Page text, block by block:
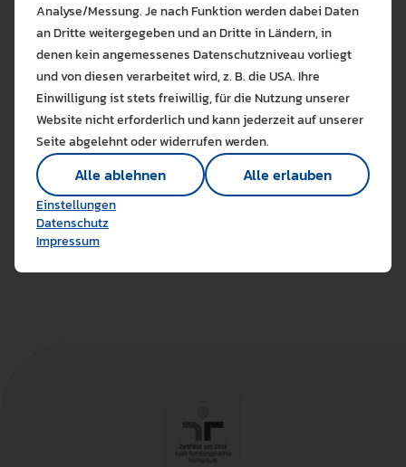
Bibliografische Angaben
Gras, J., Schieferdecker, R. (2025). Einführung in
Qualitative Sozialforschung. Grundlagen für
Studierende pädagogischer Studiengänge. Bad
Heilbrunn, Klinkhardt.
ISBN978-3-7815-6188-5
Das Buch ist auch als kostenloses E-Book erhältlich.
Analyse/Messung. Je nach Funktion werden dabei Daten
an Dritte weitergegeben und an Dritte in Ländern, in
denen kein angemessenes Datenschutzniveau vorliegt
und von diesen verarbeitet wird, z. B. die USA. Ihre
Einwilligung ist stets freiwillig, für die Nutzung unserer
Website nicht erforderlich und kann jederzeit auf unserer
Seite abgelehnt oder widerrufen werden.
Alle ablehnen Alle erlauben
Einstellungen
Datenschutz
Impressum
Bitte wählen Sie
Die auf der Website verwendeten
Lernen Sie mehr
Alle erlauben
Technisch notwendig (1)
Hier sind alle technisch
Analyse / Statistiken (1)
Einstellungen speichern